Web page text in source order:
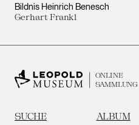
Bildnis Heinrich Benesch
Gerhart Frankl
ONLINE
SAMMLUNG
SUCHE ALBUM